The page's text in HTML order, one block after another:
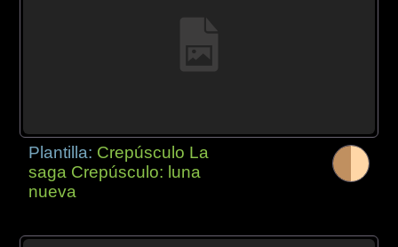
Plantilla: Crepúsculo La
saga Crepúsculo: luna
nueva